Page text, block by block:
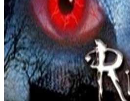
Sunnylife
Sun-Staches
Swimava
T
Tommee Tippee